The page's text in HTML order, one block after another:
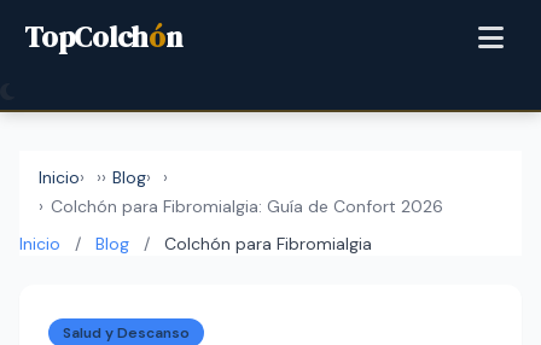
TopColchón
Inicio › Blog
›
Colchón para Fibromialgia: Guía de Confort 2026
Inicio
/ Blog / Colchón para Fibromialgia
Salud y Descanso